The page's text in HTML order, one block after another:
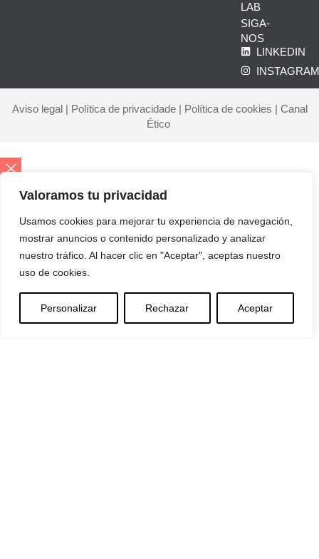
Valoramos tu privacidad
Usamos cookies para mejorar tu experiencia de navegación,
mostrar anuncios o contenido personalizado y analizar
nuestro tráfico. Al hacer clic en "Aceptar", aceptas nuestro
uso de cookies.
Personalizar Rechazar Aceptar
LAB
SIGA-
NOS
LINKEDIN
Aviso legal| Política de privacidade| Política de cookies | Canal
Ético
Corporate
Quem somos
The Metrica Change
Social
Governance
Serviços
Consultoria e Projetos de IA​